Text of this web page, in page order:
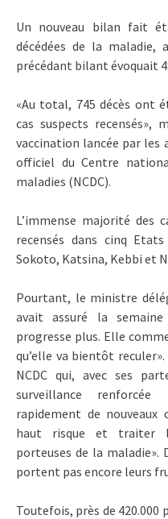
Un nouveau bilan fait
décédées de la maladie,
précédant bilant évoquait
«Au total, 745 décès ont
cas suspects recensés»,
vaccination lancée par les
officiel du Centre
maladies (NCDC).
L’immense majorité des
recensés dans cinq
Sokoto, Katsina, Kebbi et
Pourtant, le ministre
avait assuré la semaine
progresse plus. Elle
qu’elle va bientôt
NCDC qui, avec ses
surveillance
rapidement de nouveaux
haut risque et traiter
porteuses de la maladie».
portent pas encore leurs
Toutefois, près de 420.000